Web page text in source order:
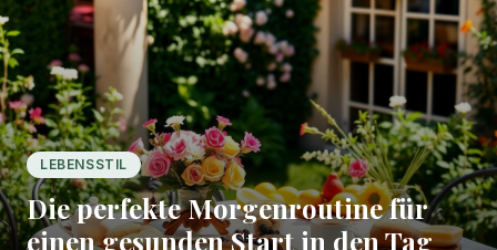
LEBENSSTIL
Die perfekte Morgenroutine für
einen gesunden Start in den Tag